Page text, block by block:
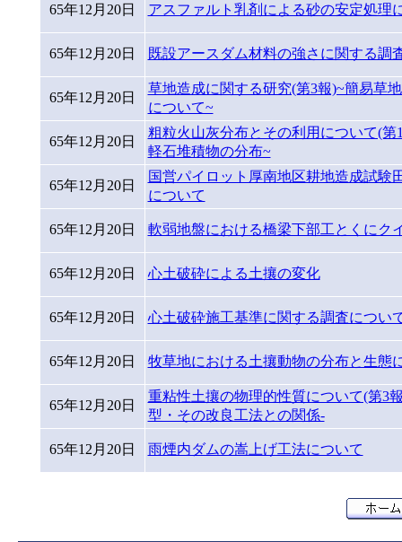
65年12月20日 アスファルト乳剤による砂の安定処理
65年12月20日 既設アースダム材料の強さに関する調
65年12月20日
草地造成に関する研究(第3報)~簡易草
について~
65年12月20日
粗粒火山灰分布とその利用について(第
軽石堆積物の分布~
65年12月20日
国営パイロット厚南地区耕地造成試験
について
65年12月20日 軟弱地盤における橋梁下部工とくにク
65年12月20日 心土破砕による土攘の変化
65年12月20日 心土破砕施工基準に関する調査につい
65年12月20日 牧草地における土攘動物の分布と生態
65年12月20日
重粘性土攘の物理的性質について(第3
型・その改良工法との関係-
65年12月20日 雨煙内ダムの嵩上げ工法について